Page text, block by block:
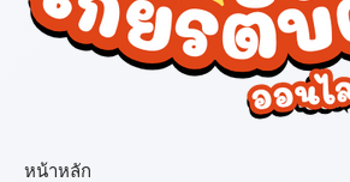
หน้าหลัก